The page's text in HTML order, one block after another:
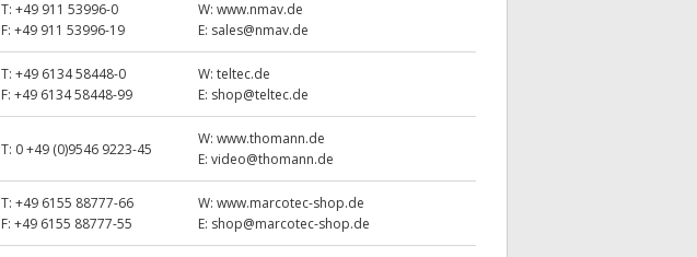
T:+49 911 53996-0
F:+49 911 53996-19
W:www.nmav.de
E: sales@nmav.de
T:+49 6134 58448-0
F:+49 6134 58448-99
W:teltec.de
E: shop@teltec.de
T: 0 +49 (0)9546 9223-45
W:www.thomann.de
E:video@thomann.de
T:+49 6155 88777-66
F:+49 6155 88777-55
W:www.marcotec-shop.de
E: shop@marcotec-shop.de